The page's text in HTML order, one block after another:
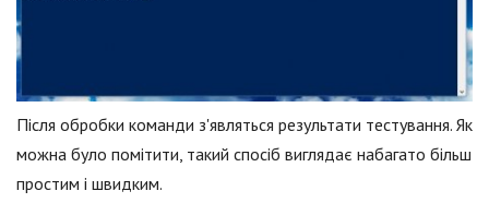
Після обробки команди з'являться результати тестування. Як
можна було помітити, такий спосіб виглядає набагато більш
простим і швидким.